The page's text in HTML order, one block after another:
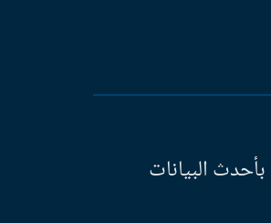
بأحدث البيانات